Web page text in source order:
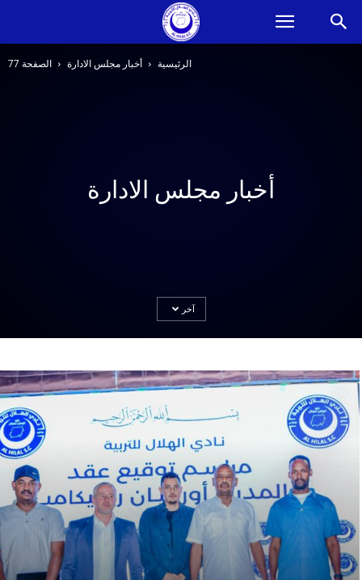
الرئيسية أخبار مجلس الادارة الصفحة 77
أخبار مجلس الادارة
آخر